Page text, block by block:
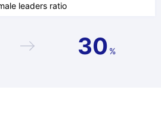
leaders ratio
30 %